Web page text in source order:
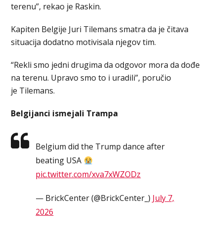
terenu”, rekao je Raskin.
Kapiten Belgije Juri Tilemans smatra da je čitava
situacija dodatno motivisala njegov tim.
“Rekli smo jedni drugima da odgovor mora da dođe
na terenu. Upravo smo to i uradili”, poručio
je Tilemans.
Belgijanci ismejali Trampa
Belgium did the Trump dance after
beating USA
pic.twitter.com/xva7xWZODz
— BrickCenter (@BrickCenter_) July 7,
2026